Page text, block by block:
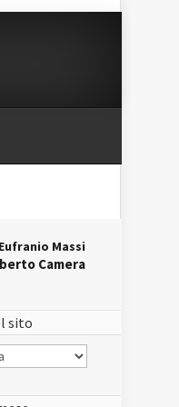
Eufranio Massi
Camera
sito